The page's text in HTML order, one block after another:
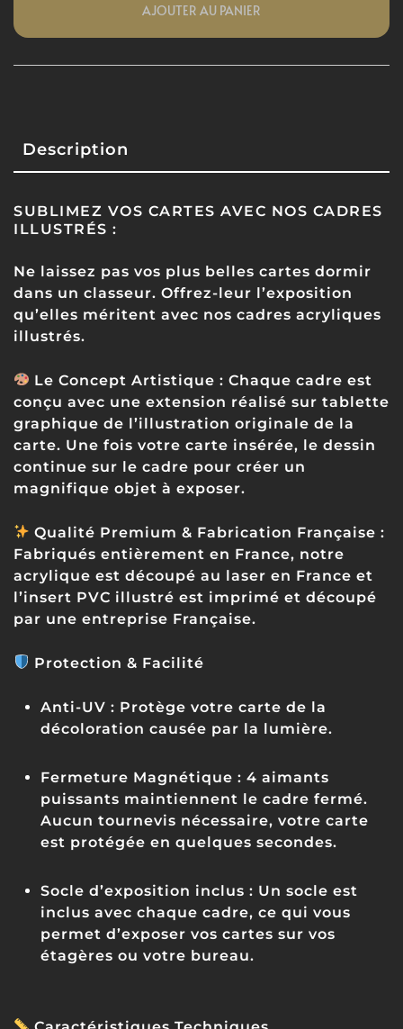
AJOUTER AU PANIER
Description
SUBLIMEZ VOS CARTES AVEC NOS CADRES
ILLUSTRÉS :
Ne laissez pas vos plus belles cartes dormir
dans un classeur. Offrez-leur l’exposition
qu’elles méritent avec nos cadres acryliques
illustrés.
Le Concept Artistique : Chaque cadre est
conçu avec une extension réalisé sur tablette
graphique de l’illustration originale de la
carte. Une fois votre carte insérée, le dessin
continue sur le cadre pour créer un
magnifique objet à exposer.
Qualité Premium & Fabrication Française :
Fabriqués entièrement en France, notre
acrylique est découpé au laser en France et
l’insert PVC illustré est imprimé et découpé
par une entreprise Française.
Protection & Facilité
Anti-UV : Protège votre carte de la
décoloration causée par la lumière.
Fermeture Magnétique : 4 aimants
puissants maintiennent le cadre fermé.
Aucun tournevis nécessaire, votre carte
est protégée en quelques secondes.
Socle d’exposition inclus : Un socle est
inclus avec chaque cadre, ce qui vous
permet d’exposer vos cartes sur vos
étagères ou votre bureau.